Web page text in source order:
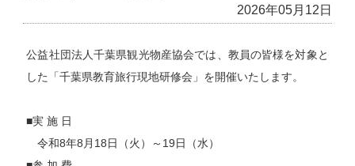
2026年05月12日
公益社団法人千葉県観光物産協会では、教員の皆様を対象と
した「千葉県教育旅行現地研修会」を開催いたします。
■実 施 日
令和8年8月18日（火）～19日（水）